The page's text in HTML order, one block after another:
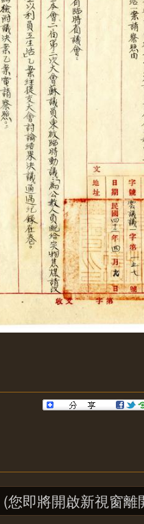
(您即將開啟新視窗離